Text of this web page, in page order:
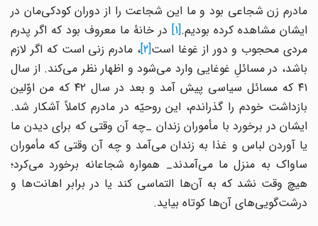
مادرم زن شجاعی بود و ما این شجاعت را از دوران کودکی‌مان در
ایشان مشاهده کرده بودیم.[1] در خانۀ ما معروف بود که اگر پدرم
مردی محجوب و دور از غوغا است[2] ، مادرم زنی است که اگر لازم
باشد، در مسائلِ غوغایی وارد می‌شود و اظهار نظر می‌کند. از سال
۴۱ که مسائل سیاسی پیش آمد و بعد در سال ۴۲ که من اوّلین
بازداشت خودم را گذراندم، این روحیّه در مادرم کاملاً آشکار شد.
ایشان در برخورد با مأموران زندان _چه آن وقتی که برای دیدن ما
یا آوردن لباس و غذا به زندان می‌آمد و چه آن وقتی که مأموران
ساواک به منزل ما می‌آمدند_ همواره شجاعانه برخورد می‌کرد؛
هیچ وقت نشد که به آن‌ها التماسی کند یا در برابر اهانت‌ها و
درشت‌گویی‌های آن‌ها کوتاه بیاید.